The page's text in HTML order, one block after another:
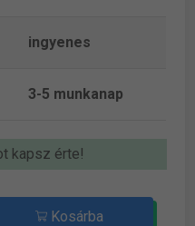
ingyenes
3-5 munkanap
kapsz érte!
Kosárba